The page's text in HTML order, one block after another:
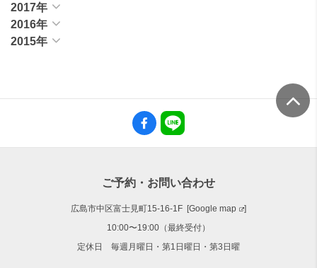
2017年
2016年
2015年
ご予約・お問い合わせ
広島市中区富士見町15-16-1F [Google map
]
10:00〜19:00（最終受付）
定休日 毎週月曜日・第1日曜日・第3日曜